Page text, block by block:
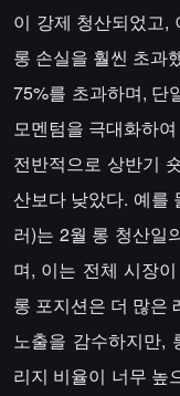
이 강제 청산되었고,
롱 손실을 훨씬 초과
75%를 초과하며, 단
모멘텀을 극대화하
전반적으로 상반기
산보다 낮았다. 예를
러)는 2월 롱 청산일
며, 이는 전체 시장
롱 포지션은 더 많은
노출을 감수하지만,
리지 비율이 너무 높